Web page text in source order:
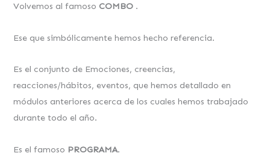
Volvemos al famoso COMBO .
Ese que simbólicamente hemos hecho referencia.
Es el conjunto de Emociones, creencias,
reacciones/hábitos, eventos, que hemos detallado en
módulos anteriores acerca de los cuales hemos trabajado
durante todo el año.
Es el famoso PROGRAMA.